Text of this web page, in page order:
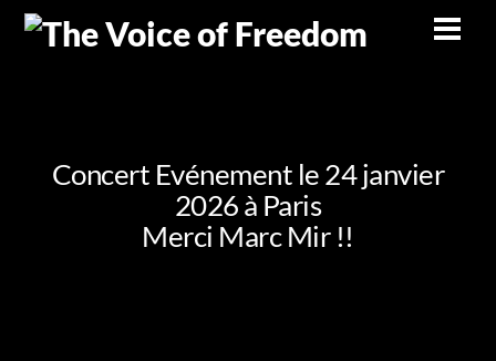
Skip
Concert Evénement le 24 janvier
2026 à Paris
Merci Marc Mir !!